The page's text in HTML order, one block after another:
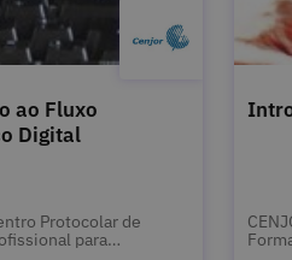
ao Fluxo
Digital
Protocolar de
para